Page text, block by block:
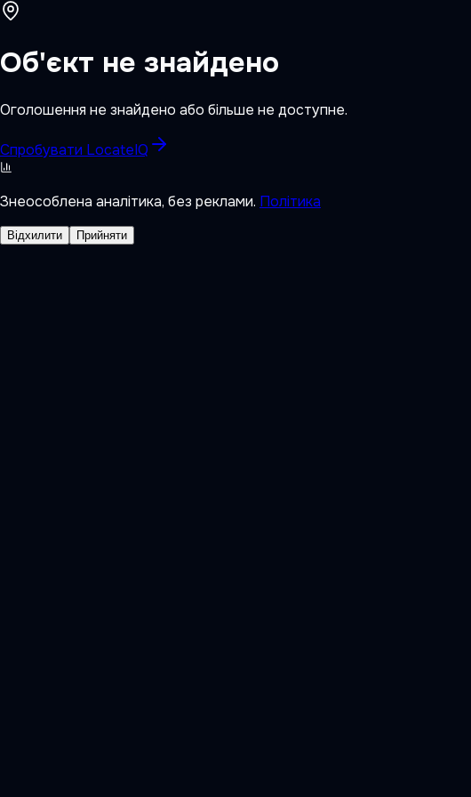
Об'єкт не знайдено
Оголошення не знайдено або більше не доступне.
Спробувати LocateIQ
Знеособлена аналітика, без реклами. Політика
Відхилити Прийняти